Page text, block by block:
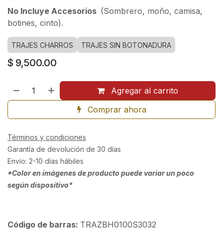
No Incluye Accesorios (Sombrero, moño, camisa,
botines, cinto).
TRAJES CHARROS TRAJES SIN BOTONADURA
$ 9,500.00
Agregar al carrito
Comprar ahora
Términos y condiciones
Garantía de devolución de 30 días
Envío: 2-10 días hábiles
*Color en imágenes de producto puede variar un poco
según dispositivo*
Código de barras: TRAZBH0100S3032